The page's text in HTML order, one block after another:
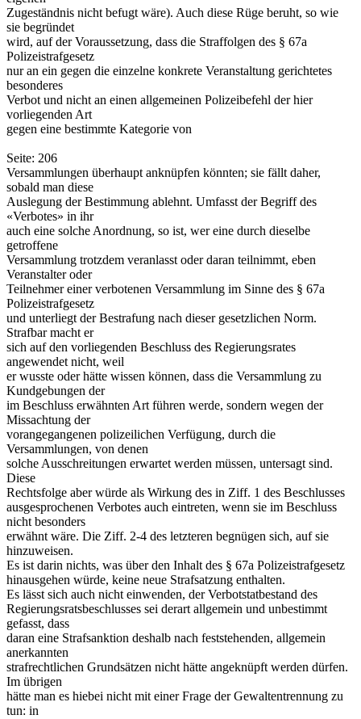
Zugeständnis nicht befugt wäre). Auch diese Rüge beruht, so wie
sie begründet
wird, auf der Voraussetzung, dass die Straffolgen des § 67a
Polizeistrafgesetz
nur an ein gegen die einzelne konkrete Veranstaltung gerichtetes
besonderes
Verbot und nicht an einen allgemeinen Polizeibefehl der hier
vorliegenden Art
gegen eine bestimmte Kategorie von
Seite: 206
Versammlungen überhaupt anknüpfen könnten; sie fällt daher,
sobald man diese
Auslegung der Bestimmung ablehnt. Umfasst der Begriff des
«Verbotes» in ihr
auch eine solche Anordnung, so ist, wer eine durch dieselbe
getroffene
Versammlung trotzdem veranlasst oder daran teilnimmt, eben
Veranstalter oder
Teilnehmer einer verbotenen Versammlung im Sinne des § 67a
Polizeistrafgesetz
und unterliegt der Bestrafung nach dieser gesetzlichen Norm.
Strafbar macht er
sich auf den vorliegenden Beschluss des Regierungsrates
angewendet nicht, weil
er wusste oder hätte wissen können, dass die Versammlung zu
Kundgebungen der
im Beschluss erwähnten Art führen werde, sondern wegen der
Missachtung der
vorangegangenen polizeilichen Verfügung, durch die
Versammlungen, von denen
solche Ausschreitungen erwartet werden müssen, untersagt sind.
Diese
Rechtsfolge aber würde als Wirkung des in Ziff. 1 des Beschlusses
ausgesprochenen Verbotes auch eintreten, wenn sie im Beschluss
nicht besonders
erwähnt wäre. Die Ziff. 2-4 des letzteren begnügen sich, auf sie
hinzuweisen.
Es ist darin nichts, was über den Inhalt des § 67a Polizeistrafgesetz
hinausgehen würde, keine neue Strafsatzung enthalten.
Es lässt sich auch nicht einwenden, der Verbotstatbestand des
Regierungsratsbeschlusses sei derart allgemein und unbestimmt
gefasst, dass
daran eine Strafsanktion deshalb nach feststehenden, allgemein
anerkannten
strafrechtlichen Grundsätzen nicht hätte angeknüpft werden dürfen.
Im übrigen
hätte man es hiebei nicht mit einer Frage der Gewaltentrennung zu
tun: in